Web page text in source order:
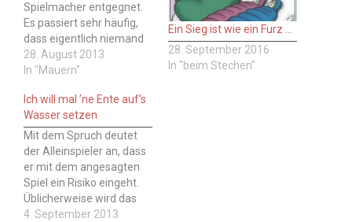
Spielmacher entgegnet.
Es passiert sehr häufig,
dass eigentlich niemand
das Spiel haben möchte
und beide Gegenspieler
jemand 18 gesagt hat. Es
ist also etwas
Schadenfreude und
Frohsinn dabei.
Manchmal werden auch
so Spiele schlechten
Spielern zugeschoben,
indem vorher…
28. August 2013
In "Mauern"
Ein Sieg ist wie ein Furz …
28. September 2016
In "beim Stechen"
Ich will mal ’ne Ente auf’s
Wasser setzen
Mit dem Spruch deutet
der Alleinspieler an, dass
er mit dem angesagten
Spiel ein Risiko eingeht.
Üblicherweise wird das
Spiel erst nach dem
4. September 2013